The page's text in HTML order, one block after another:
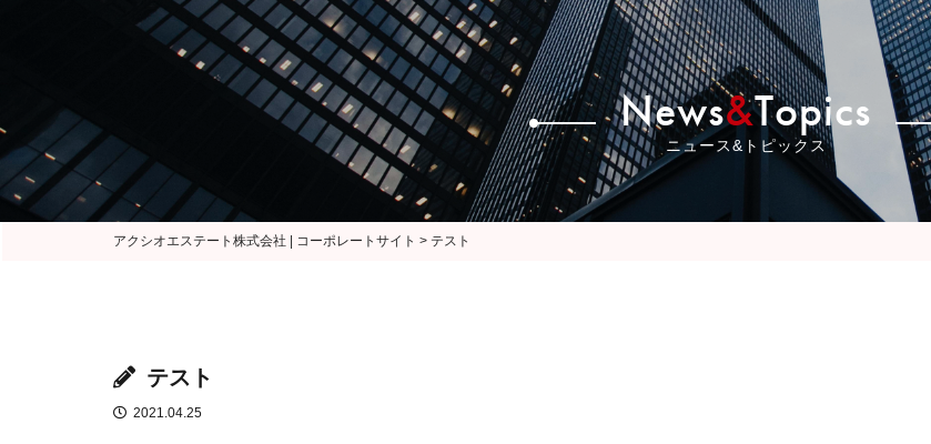
Home Business Store Company Gallery
News&Topics
ニュース&トピックス
アクシオエステート株式会社 | コーポレートサイト > テスト
テスト
2021.04.25